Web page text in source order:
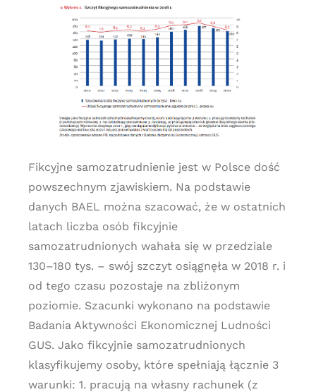
Fikcyjne samozatrudnienie jest w Polsce dość
powszechnym zjawiskiem. Na podstawie
danych BAEL można szacować, że w ostatnich
latach liczba osób fikcyjnie
samozatrudnionych wahała się w przedziale
130–180 tys. – swój szczyt osiągnęła w 2018 r. i
od tego czasu pozostaje na zbliżonym
poziomie. Szacunki wykonano na podstawie
Badania Aktywności Ekonomicznej Ludności
GUS. Jako fikcyjnie samozatrudnionych
klasyfikujemy osoby, które spełniają łącznie 3
warunki: 1. pracują na własny rachunek (z